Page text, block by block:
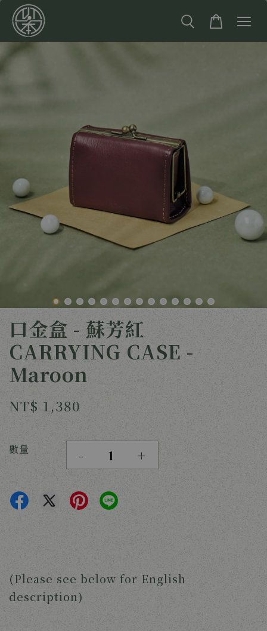
口金盒 - 蘇芳紅
CARRYING CASE -
Maroon
NT$ 1,380
數量 - +
(Please see below for English
description)